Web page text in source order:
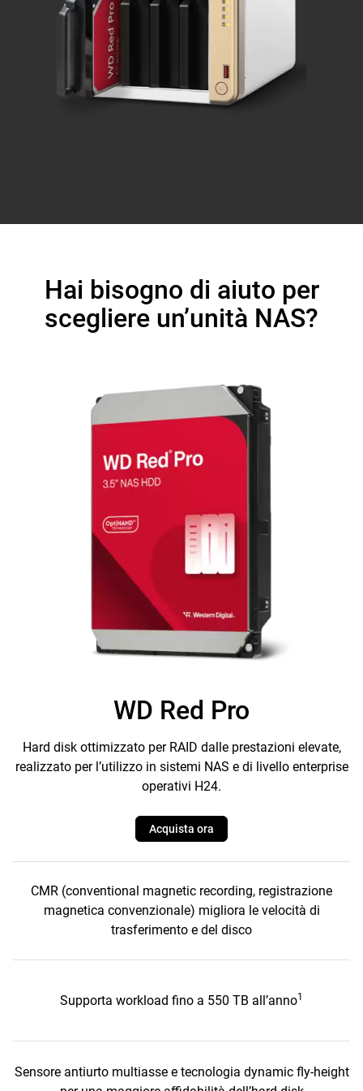
Hai bisogno di aiuto per
scegliere un’unità NAS?
WD Red Pro
Hard disk ottimizzato per RAID dalle prestazioni elevate,
realizzato per l’utilizzo in sistemi NAS e di livello enterprise
operativi H24.
Acquista ora
CMR (conventional magnetic recording, registrazione
magnetica convenzionale) migliora le velocità di
trasferimento e del disco
Supporta workload fino a 550 TB all’anno1
Sensore antiurto multiasse e tecnologia dynamic fly-height